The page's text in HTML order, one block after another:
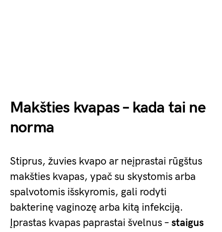
Makšties kvapas – kada tai ne
norma
Stiprus, žuvies kvapo ar neįprastai rūgštus
makšties kvapas, ypač su skystomis arba
spalvotomis išskyromis, gali rodyti
bakterinę vaginozę arba kitą infekciją.
Įprastas kvapas paprastai švelnus – staigus